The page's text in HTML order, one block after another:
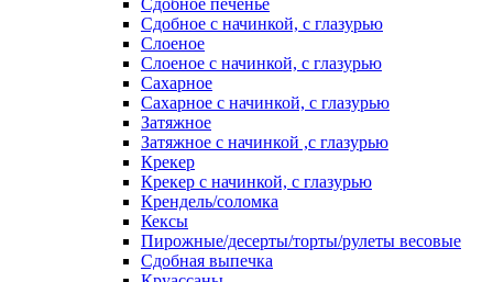
Сдобное печенье
Сдобное с начинкой, с глазурью
Слоеное
Слоеное с начинкой, с глазурью
Сахарное
Сахарное с начинкой, с глазурью
Затяжное
Затяжное с начинкой ,с глазурью
Крекер
Крекер с начинкой, с глазурью
Крендель/соломка
Кексы
Пирожные/десерты/торты/рулеты весовые
Сдобная выпечка